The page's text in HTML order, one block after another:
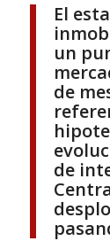
El
un
de
de